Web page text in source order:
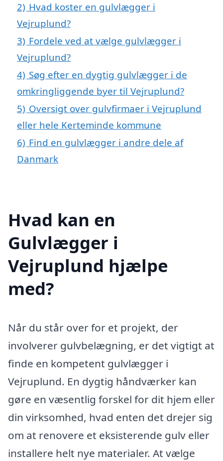
2) Hvad koster en gulvlægger i
Vejruplund?
3) Fordele ved at vælge gulvlægger i
Vejruplund?
4) Søg efter en dygtig gulvlægger i de
omkringliggende byer til Vejruplund?
5) Oversigt over gulvfirmaer i Vejruplund
eller hele Kerteminde kommune
6) Find en gulvlægger i andre dele af
Danmark
Hvad kan en
Gulvlægger i
Vejruplund hjælpe
med?
Når du står over for et projekt, der
involverer gulvbelægning, er det vigtigt at
finde en kompetent gulvlægger i
Vejruplund. En dygtig håndværker kan
gøre en væsentlig forskel for dit hjem eller
din virksomhed, hvad enten det drejer sig
om at renovere et eksisterende gulv eller
installere helt nye materialer. At vælge